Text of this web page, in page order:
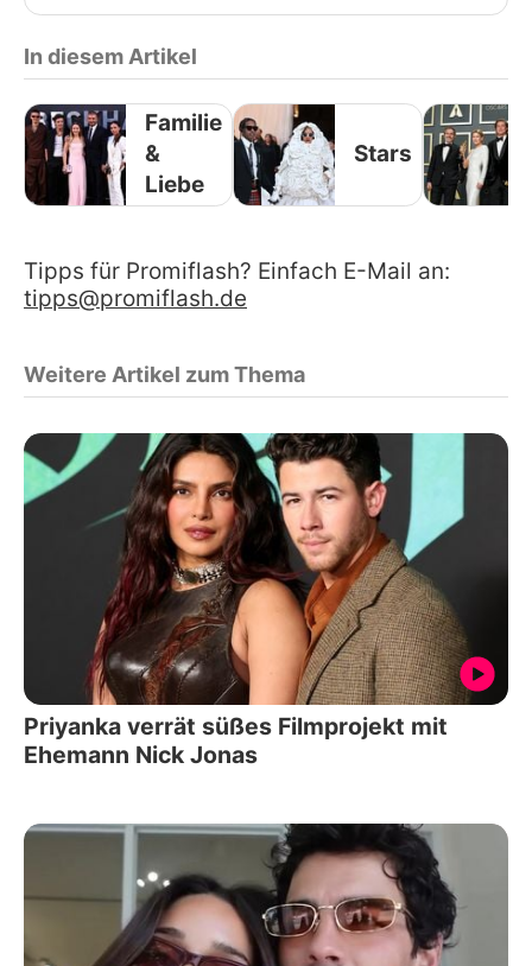
In diesem Artikel
Familie
&
Liebe
Stars
Tipps für Promiflash? Einfach E-Mail an:
tipps@promiflash.de
Weitere Artikel zum Thema
Priyanka verrät süßes Filmprojekt mit
Ehemann Nick Jonas